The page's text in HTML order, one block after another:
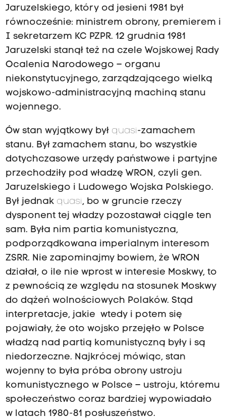
Jaruzelskiego, który od jesieni 1981 był
równocześnie: ministrem obrony, premierem i
I sekretarzem KC PZPR. 12 grudnia 1981
Jaruzelski stanął też na czele Wojskowej Rady
Ocalenia Narodowego – organu
niekonstytucyjnego, zarządzającego wielką
wojskowo-administracyjną machiną stanu
wojennego.
Ów stan wyjątkowy był quasi-zamachem
stanu. Był zamachem stanu, bo wszystkie
dotychczasowe urzędy państwowe i partyjne
przechodziły pod władzę WRON, czyli gen.
Jaruzelskiego i Ludowego Wojska Polskiego.
Był jednak quasi, bo w gruncie rzeczy
dysponent tej władzy pozostawał ciągle ten
sam. Była nim partia komunistyczna,
podporządkowana imperialnym interesom
ZSRR. Nie zapominajmy bowiem, że WRON
działał, o ile nie wprost w interesie Moskwy, to
z pewnością ze względu na stosunek Moskwy
do dążeń wolnościowych Polaków. Stąd
interpretacje, jakie wtedy i potem się
pojawiały, że oto wojsko przejęło w Polsce
władzą nad partią komunistyczną były i są
niedorzeczne. Najkrócej mówiąc, stan
wojenny to była próba obrony ustroju
komunistycznego w Polsce – ustroju, któremu
społeczeństwo coraz bardziej wypowiadało
w latach 1980-81 posłuszeństwo.